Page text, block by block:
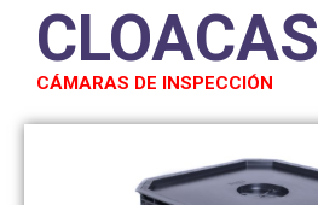
CLOACAS
CÁMARAS DE INSPECCIÓN